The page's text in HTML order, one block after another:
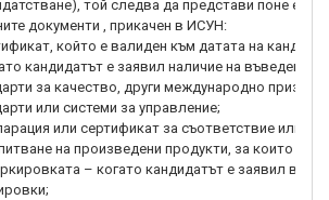
той следва да представи поне един
документи , прикачен в ИСУН:
който е валиден към датата на
кандидатът е заявил наличие на въведени
за качество, други международно признати
или системи за управление;
или сертификат за съответствие или
на произведени продукти, за които е
– когато кандидатът е заявил